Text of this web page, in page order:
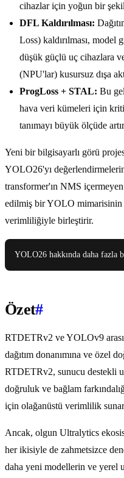
cihazlar için yoğun bir
DFL Kaldırılması:
Loss) kaldırılması,
düşük güçlü uç cihazlara
(NPU'lar) kusursuz dışa
ProgLoss + STAL: Bu
hava veri kümeleri için
tanımayı büyük ölçüde
Yeni bir bilgisayarlı görü
YOLO26'yı
transformer'ın NMS
edilmiş bir YOLO mimarisinin
verimliliğiyle birleştirir.
YOLO26 hakkında daha fazla
Özet#
RTDETRv2 ve YOLOv9
dağıtım donanımına ve özel
RTDETRv2, sunucu destekli
doğruluk ve bağlam
için olağanüstü verimlilik
Ancak, olgun Ultralytics
her ikisiyle de zahmetsizce
daha yeni modellerin ve yerel